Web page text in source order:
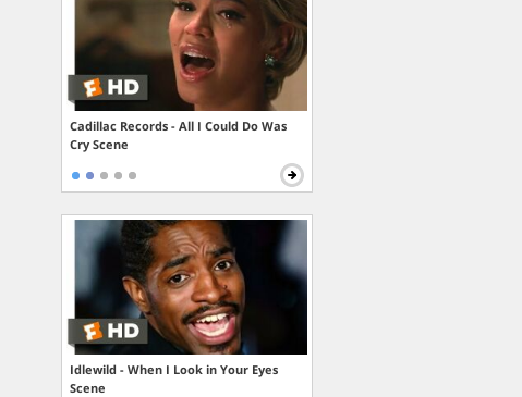
Cadillac Records - All I Could Do Was
Cry Scene
Idlewild - When I Look in Your Eyes
Scene